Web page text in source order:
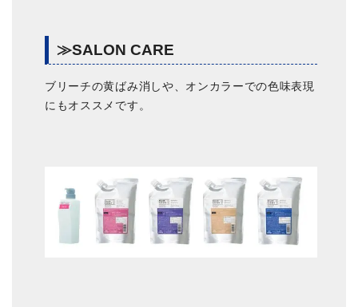
≫SALON CARE
ブリーチの黄ばみ消しや、オンカラーでの色味表現
にもオススメです。